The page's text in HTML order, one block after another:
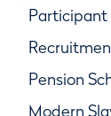
Participant
Pension
Modern